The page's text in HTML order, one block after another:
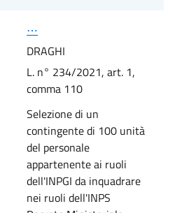
⋯
DRAGHI
L. n° 234/2021, art. 1,
comma 110
Selezione di un
contingente di 100 unità
del personale
appartenente ai ruoli
dell'INPGI da inquadrare
nei ruoli dell'INPS